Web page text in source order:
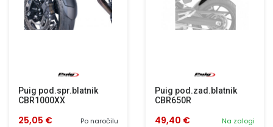
Puig pod.spr.blatnik
CBR1000XX
Po naročilu
25,05 €
Puig pod.zad.blatnik
CBR650R
Na zalogi
49,40 €